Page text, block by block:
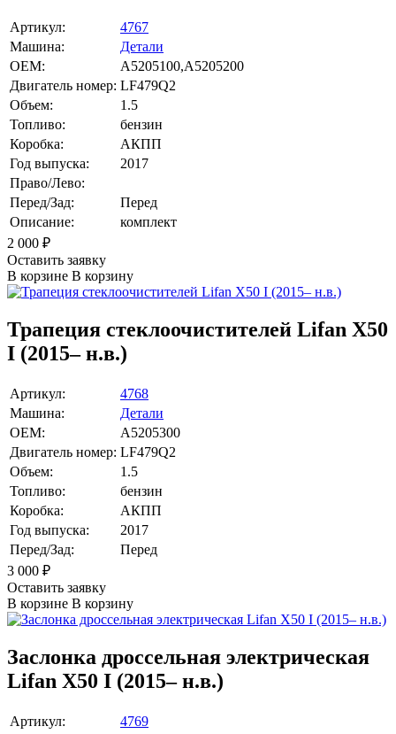
Артикул:
4767
Машина:
Детали
OEM:
A5205100,A5205200
Двигатель номер: LF479Q2
Объем:
1.5
Топливо:
бензин
Коробка:
АКПП
Год выпуска:
2017
Право/Лево:
Перед/Зад:
Перед
Описание:
комплект
2 000 ₽
Оставить заявку
В корзине В корзину
Трапеция стеклоочистителей Lifan X50
I (2015– н.в.)
Артикул:
4768
Машина:
Детали
OEM:
A5205300
Двигатель номер: LF479Q2
Объем:
1.5
Топливо:
бензин
Коробка:
АКПП
Год выпуска:
2017
Перед/Зад:
Перед
3 000 ₽
Оставить заявку
В корзине В корзину
Заслонка дроссельная электрическая
Lifan X50 I (2015– н.в.)
Артикул:
4769